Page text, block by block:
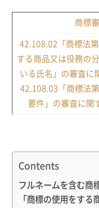
商標
42.108.02「商標法
する商品又は役務の
いる氏名」の審査に
42.108.03「商標法
要件」の審査に関
Contents
フルネームを含む商
「商標の使用をする